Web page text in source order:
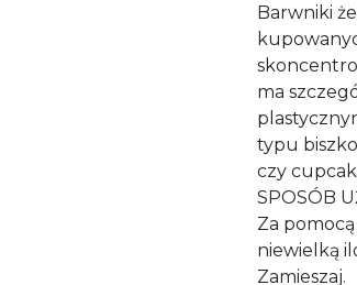
Barwniki
ma
typu
czy
SPOSÓB
Za
niewielką
Zamieszaj.